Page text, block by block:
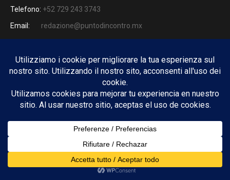
Telefono: +52 729 243 3743
Email:
redazione@puntodincontro.mx
PUNTODINCONTRO
Copyright © 2025 Puntodincontro
Design by DisegnoW